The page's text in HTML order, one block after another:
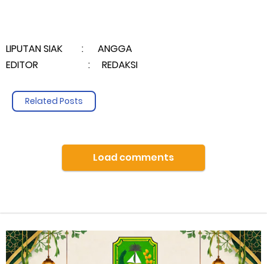
LIPUTAN SIAK : ANGGA
EDITOR : REDAKSI
Related Posts
Load comments